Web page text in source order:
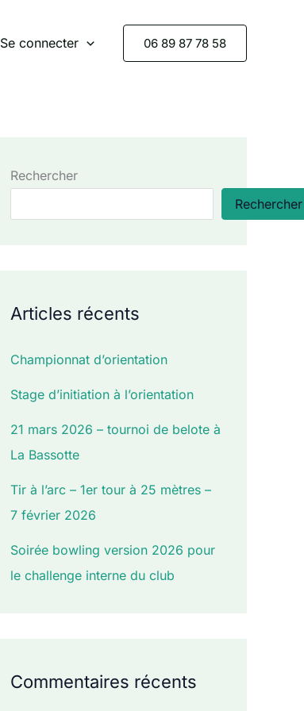
Se connecter 06 89 87 78 58
Rechercher
Rechercher
Articles récents
Championnat d’orientation
Stage d’initiation à l’orientation
21 mars 2026 – tournoi de belote à
La Bassotte
Tir à l’arc – 1er tour à 25 mètres –
7 février 2026
Soirée bowling version 2026 pour
le challenge interne du club
Commentaires récents